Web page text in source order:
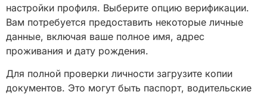
настройки профиля. Выберите опцию верификации.
Вам потребуется предоставить некоторые личные
данные, включая ваше полное имя, адрес
проживания и дату рождения.
Для полной проверки личности загрузите копии
документов. Это могут быть паспорт, водительские